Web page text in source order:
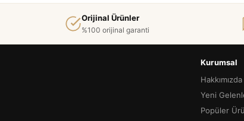
Orijinal Ürünler
%100 orijinal garanti
Kurumsal
Hakkımızda
Yeni
Popüler